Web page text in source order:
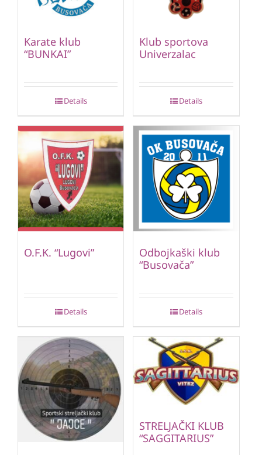
Karate klub
“BUNKAI”
Details
Klub sportova
Univerzalac
Details
O.F.K. “Lugovi”
Details
Odbojkaški klub
“Busovača”
Details
STRELJAČKI KLUB
“SAGGITARIUS”